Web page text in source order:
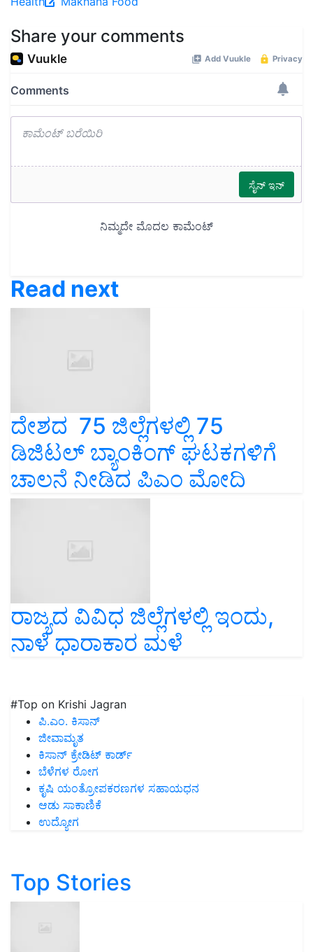
Share your comments
Read next
ದೇಶದ 75 ಜಿಲ್ಲೆಗಳಲ್ಲಿ 75
ಡಿಜಿಟಲ್‌ ಬ್ಯಾಂಕಿಂಗ್‌ ಘಟಕಗಳಿಗೆ
ಚಾಲನೆ ನೀಡಿದ ಪಿಎಂ ಮೋದಿ
ರಾಜ್ಯದ ವಿವಿಧ ಜಿಲ್ಲೆಗಳಲ್ಲಿ ಇಂದು,
ನಾಳೆ ಧಾರಾಕಾರ ಮಳೆ
#Top on Krishi Jagran
ಪಿ.ಎಂ. ಕಿಸಾನ್
ಜೀವಾಮೃತ
ಕಿಸಾನ್ ಕ್ರೇಡಿಟ್ ಕಾರ್ಡ್
ಬೆಳೆಗಳ ರೋಗ
ಕೃಷಿ ಯಂತ್ರೋಪಕರಣಗಳ ಸಹಾಯಧನ
ಆಡು ಸಾಕಾಣಿಕೆ
ಉದ್ಯೋಗ
Top Stories